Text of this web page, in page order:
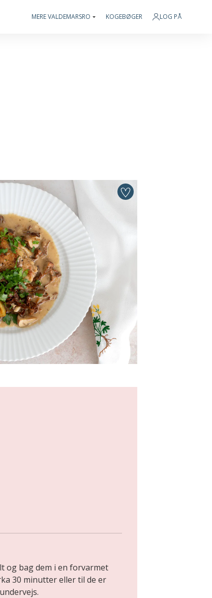
MERE VALDEMARSRO KOGEBØGER LOG PÅ
og bag dem i en forvarmet
30 minutter eller til de er